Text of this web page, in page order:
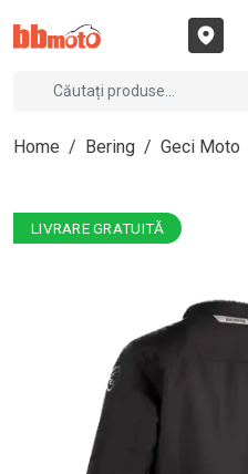
Home / Bering / Geci Moto
LIVRARE GRATUITĂ